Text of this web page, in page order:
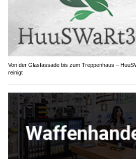
Latinos Reinigung, Oberglatt ZH: Perfekte
Von der Glasfassade bis zum Treppenhaus –
reinigt